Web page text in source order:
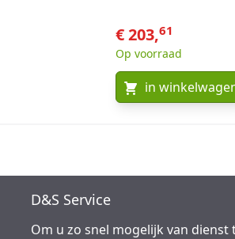
€ 203,61
Op voorraad
in
D&S Service
Om u zo snel mogelijk van dienst